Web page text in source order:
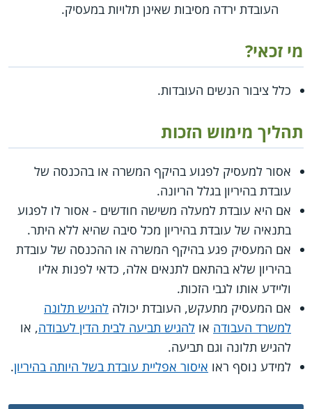
העובדת ירדה מסיבות שאינן תלויות במעסיק.
מי זכאי?
כלל ציבור הנשים העובדות.
תהליך מימוש הזכות
אסור למעסיק לפגוע בהיקף המשרה או בהכנסה של
עובדת בהיריון בגלל הריונה.
אם היא עובדת למעלה משישה חודשים - אסור לו לפגוע
בתנאיה של עובדת בהיריון מכל סיבה שהיא ללא היתר.
אם המעסיק פגע בהיקף המשרה או ההכנסה של עובדת
בהיריון שלא בהתאם לתנאים אלה, כדאי לפנות אליו
וליידע אותו לגבי הזכות.
אם המעסיק מתעקש, העובדת יכולה להגיש תלונה
למשרד העבודה או להגיש תביעה לבית הדין לעבודה, או
להגיש תלונה וגם תביעה.
למידע נוסף ראו איסור אפליית עובדת בשל היותה בהיריון.